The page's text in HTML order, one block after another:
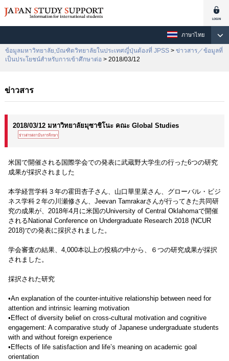
ภาษาไทย
ข้อมูลมหาวิทยาลัย,บัณฑิตวิทยาลัยในประเทศญี่ปุ่นต้องที่ JPSS > ข่าวสาร／ข้อมูลที่
เป็นประโยชน์สำหรับการเข้าศึกษาต่อ > 2018/03/12
ข่าวสาร
2018/03/12 มหาวิทยาลัยมุซาชิโนะ คณะ Global Studies
米国で開催される国際学会での発表に武蔵野大学生の行った6つの研究
成果が採択されました
本学経営学科３年の霍田杏子さん、山口華里菜さん、グローバル・ビジ
ネス学科２年の川瀬修さん、Jeevan Tamrakarさんが行ってきた共同研
究の成果が、2018年4月に米国のUniversity of Central Oklahomaで開催
されるNational Conference on Undergraduate Research 2018 (NCUR
2018)での発表に採択されました。
学会審査の結果、4,000本以上の投稿の中から、６つの研究成果が採択
されました。
採択された研究
•An explanation of the counter-intuitive relationship between need for
attention and intrinsic learning motivation
•Effect of diversity belief on cross-cultural motivation and cognitive
engagement: A comparative study of Japanese undergraduate students
with and without foreign experience
•Effects of life satisfaction and life’s meaning on academic goal
orientation